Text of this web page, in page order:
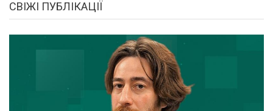
СВІЖІ ПУБЛІКАЦІЇ